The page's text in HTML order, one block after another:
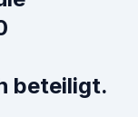
beteiligt.